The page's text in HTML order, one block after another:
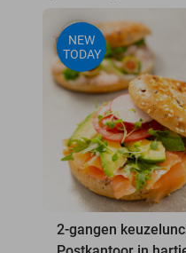
NEW
TODAY
2-gangen